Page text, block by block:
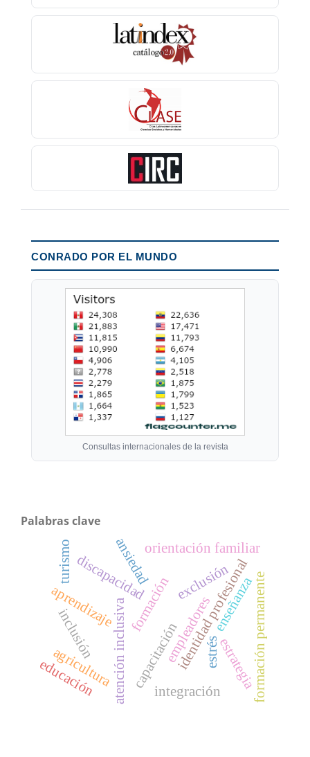
CONRADO POR EL MUNDO
Consultas internacionales de la revista
Palabras clave
formación
atención inclusiva identidad profesional
enseñanza
aprendizaje
inclusión
exclusión
discapacidad
capacitación estrés
ansiedad
formación permanente
orientación familiar
agricultura
turismo
educación integración
empleadoresestrategia